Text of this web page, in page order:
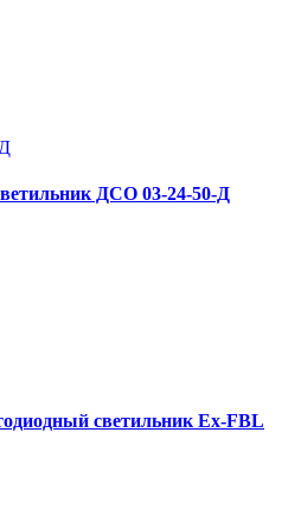
ДСО 03-24-50-Д
светильник Ex-FBL